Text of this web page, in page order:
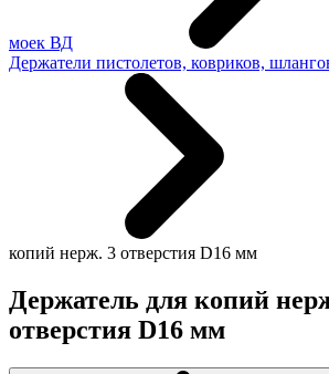
моек ВД
Держатели пистолетов, ковриков,
копий нерж. 3 отверстия D16 мм
Держатель для копий
отверстия D16 мм